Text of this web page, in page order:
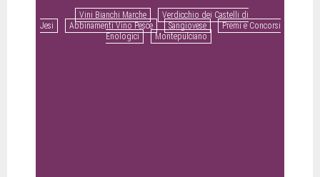
Vini Bianchi Marche
Verdicchio dei Castelli di
Jesi
Abbinamenti Vino Pesce Sangiovese
Premi e Concorsi
Enologici
Montepulciano